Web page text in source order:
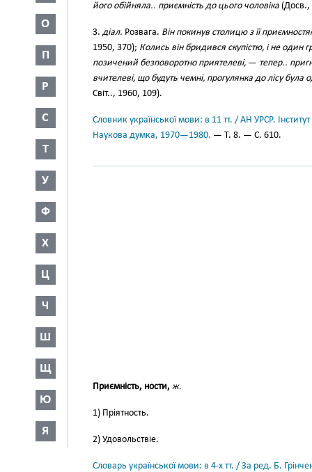
О
П
Р
С
Т
У
Ф
Х
Ц
Ч
Ш
Щ
Ю
Я
його обійняла.. приємність до цього чоловіка
3. діал. Розвага. Він покинув столицю з її
1950, 370); Колись він бридився скупістю, і не один
позичений безповоротно приятелеві, — тепер..
вчителеві, що будуть чемні, прогулянка до лісу
Світ.., 1960, 109).
Словник української мови: в 11 тт. / АН УРСР.
Наукова думка, 1970—1980. — Т. 8. — С. 610.
Приємність, ности, ж.
1) Пріятность.
2) Удовольствіе.
Словарь української мови: в 4-х тт. / За ред. Б.